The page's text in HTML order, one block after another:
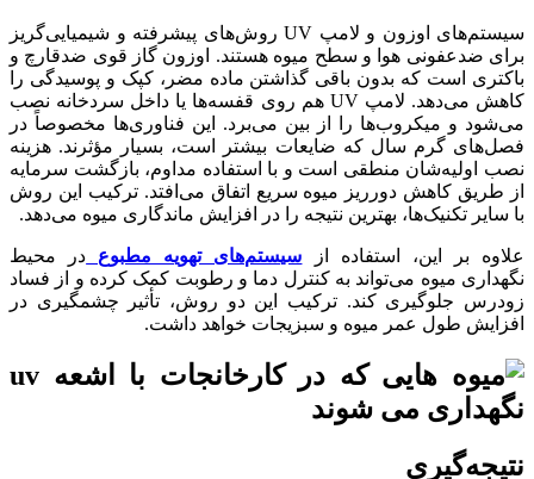
سیستم‌های اوزون و لامپ UV روش‌های پیشرفته و شیمیایی‌گریز
برای ضدعفونی هوا و سطح میوه هستند. اوزون گاز قوی ضدقارچ و
باکتری است که بدون باقی گذاشتن ماده مضر، کپک و پوسیدگی را
کاهش می‌دهد. لامپ UV هم روی قفسه‌ها یا داخل سردخانه نصب
می‌شود و میکروب‌ها را از بین می‌برد. این فناوری‌ها مخصوصاً در
فصل‌های گرم سال که ضایعات بیشتر است، بسیار مؤثرند. هزینه
نصب اولیه‌شان منطقی است و با استفاده مداوم، بازگشت سرمایه
از طریق کاهش دورریز میوه سریع اتفاق می‌افتد. ترکیب این روش
با سایر تکنیک‌ها، بهترین نتیجه را در افزایش ماندگاری میوه می‌دهد.
علاوه بر این، استفاده از سیستم‌های تهویه مطبوع در محیط
نگهداری میوه می‌تواند به کنترل دما و رطوبت کمک کرده و از فساد
زودرس جلوگیری کند. ترکیب این دو روش، تأثیر چشمگیری در
افزایش طول عمر میوه و سبزیجات خواهد داشت.
نتیجه‌گیری